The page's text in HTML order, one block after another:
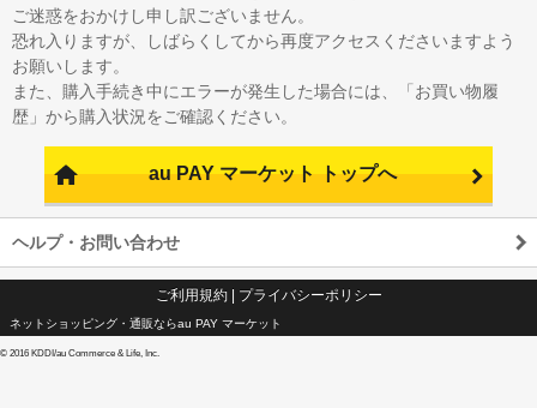
ご迷惑をおかけし申し訳ございません。
恐れ入りますが、しばらくしてから再度アクセスくださいますよう
お願いします。
また、購入手続き中にエラーが発生した場合には、「お買い物履
歴」から購入状況をご確認ください。
au PAY マーケット トップへ
ヘルプ・お問い合わせ
ご利用規約| プライバシーポリシー
ネットショッピング・通販ならau PAY マーケット
© 2016 KDDI/au Commerce & Life, Inc.